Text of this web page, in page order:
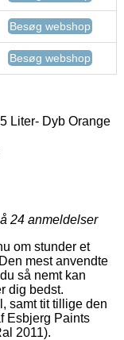
Besøg webshop
Besøg webshop
Liter- Dyb Orange
24 anmeldelser
om stunder et
mest anvendte
så nemt kan
dig bedst.
samt tit tillige den
Esbjerg Paints
2011).